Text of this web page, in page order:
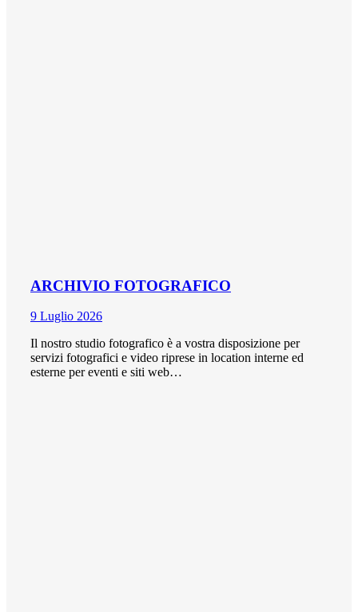
ARCHIVIO FOTOGRAFICO
9 Luglio 2026
Il nostro studio fotografico è a vostra disposizione per
servizi fotografici e video riprese in location interne ed
esterne per eventi e siti web…